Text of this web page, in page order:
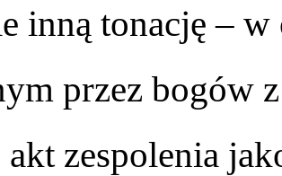
inną tonację –
przez bogów
akt zespolenia